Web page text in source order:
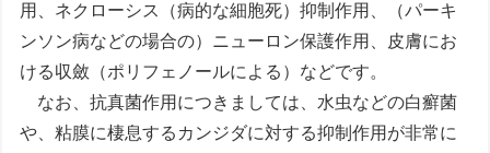
用、ネクローシス（病的な細胞死）抑制作用、（パーキ
ンソン病などの場合の）ニューロン保護作用、皮膚にお
ける収斂（ポリフェノールによる）などです。
なお、抗真菌作用につきましては、水虫などの白癬菌
や、粘膜に棲息するカンジダに対する抑制作用が非常に